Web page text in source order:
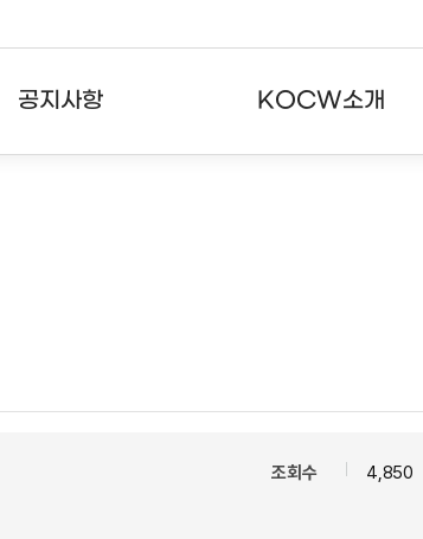
공지사항 KOCW소개
조회수 4,850